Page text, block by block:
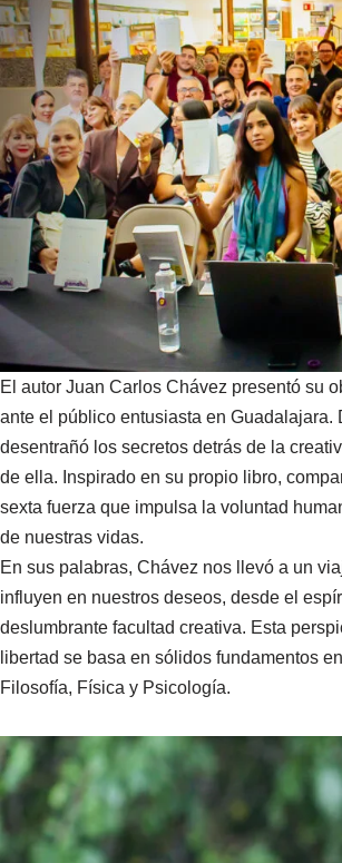
El autor Juan Carlos Chávez presentó su
ante el público entusiasta en
desentrañó los secretos detrás de la
de ella. Inspirado en su propio libro,
sexta fuerza que impulsa la voluntad
de nuestras vidas.
En sus palabras, Chávez nos llevó a un
influyen en nuestros deseos, desde el
deslumbrante facultad creativa. Esta
libertad se basa en sólidos fundamentos
Filosofía, Física y Psicología.